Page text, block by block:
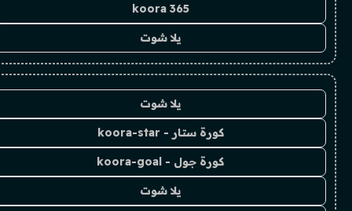
koora 365
يلا شوت
يلا شوت
كورة ستار - koora-star
كورة جول - koora-goal
يلا شوت